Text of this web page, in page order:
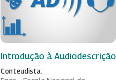
Introdução à Audiodescrição
Conteudista: